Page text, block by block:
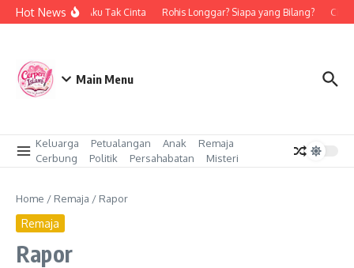
Skip to content
Hot NewsBukan Aku Tak Cinta Rohis Longgar? Siapa yang Bilang? Cinta
Main Menu
Keluarga Petualangan Anak
Remaja
Cerbung
Politik Persahabatan Misteri
Home / Remaja / Rapor
Remaja
Rapor